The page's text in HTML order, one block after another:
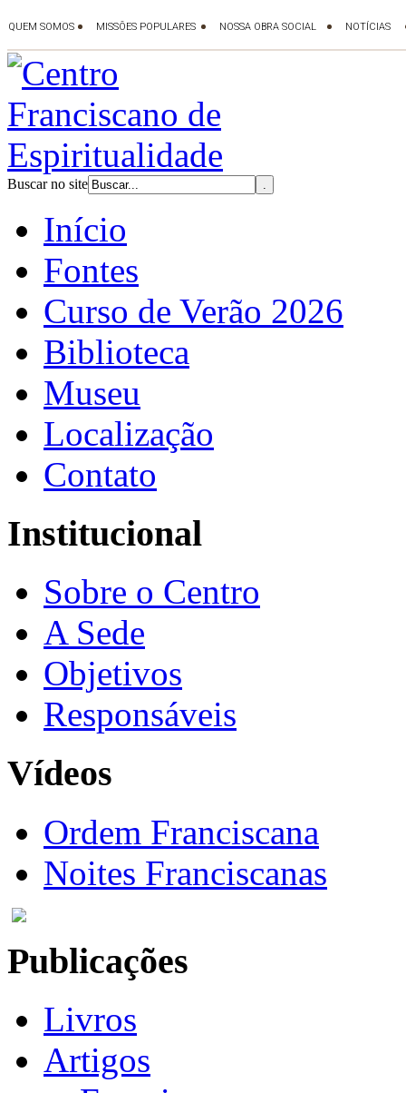
Buscar no site
Início
Fontes
Curso de Verão 2026
Biblioteca
Museu
Localização
Contato
Institucional
Sobre o Centro
A Sede
Objetivos
Responsáveis
Vídeos
Ordem Franciscana
Noites Franciscanas
Publicações
Livros
Artigos